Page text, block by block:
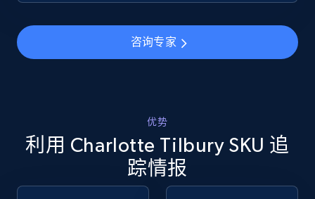
Amazon sellers info
Seller id, URL, Seller name, Description, Detailed
咨询专家
优势
利用 Charlotte Tilbury SKU 追
踪情报